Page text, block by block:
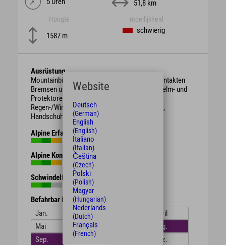
51,8 km
Hoogte
1587 m
moeilijkheid
schwierig
Ausrüstung
Mountainbike mit berggängiger Übersetzung, intakten
Bremsen und genügend Bremsbelag. Schutzhelm- und
Protektoren.
Regen-/Wind-/Sonnen-/Wetterschutzkleidung,
Handschuhe, Getränk, Proviant.
Alpine Erfahrung
Alpine Kondition
Schwindelfreiheit
Befahrbar in den Monaten
Jan.
Feb.
April
Mai
Juni
Aug.
Sep.
Dez.
Website
Deutsch
(German)
English
(English)
Italiano
(Italian)
Čeština
(Czech)
Polski
(Polish)
Magyar
(Hungarian)
Nederlands
(Dutch)
Français
(French)